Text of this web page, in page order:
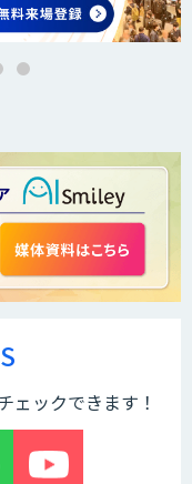
AI受託開発
AIモデル開発受託
ェックできます！